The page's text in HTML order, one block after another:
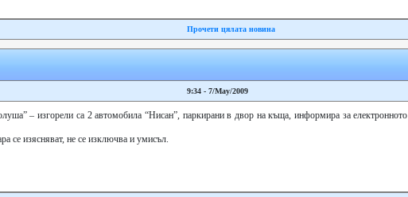
Прочети цялата новина
9:34 - 7/May/2009
– изгорели са 2 автомобила “Нисан”, паркирани в двор на къща, информира за електронното
се изясняват, не се изключва и умисъл.